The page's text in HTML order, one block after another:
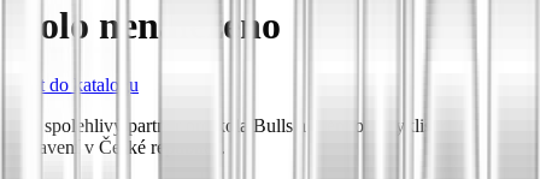
Kolo nenalezeno
Zpět do katalogu
Váš spolehlivý partner pro kola Bulls a prémiové cyklistické
vybavení v České republice.